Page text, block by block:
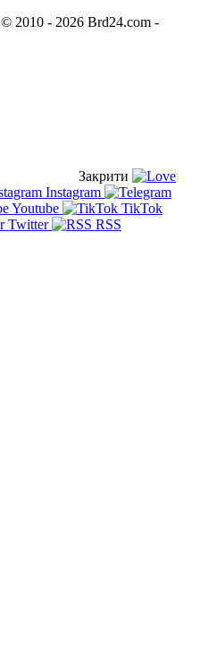
© 2010 - 2026 Brd24.com -
Закрити
Instagram
Youtube
TikTok
Twitter RSS